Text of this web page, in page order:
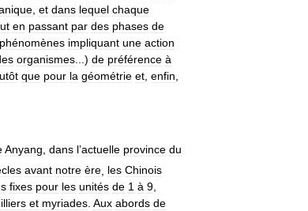
et dans lequel chaque
en passant par des phases de
phénomènes impliquant une action
organismes ...) de préférence à
que pour la géométrie et enfin
Anyang dans l’actuelle province du
avant notre ère les Chinois
fixes pour les unités de 1 à 9,
et myriades. Aux abords de